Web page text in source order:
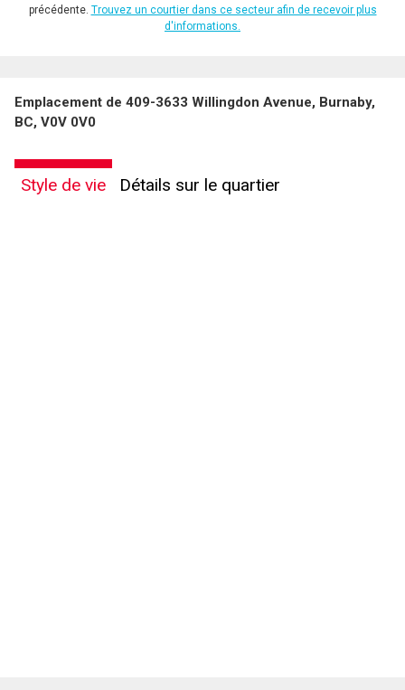
précédente. Trouvez un courtier dans ce secteur afin de recevoir plus
d'informations.
Emplacement de 409-3633 Willingdon Avenue, Burnaby,
BC, V0V 0V0
Style de vie Détails sur le quartier